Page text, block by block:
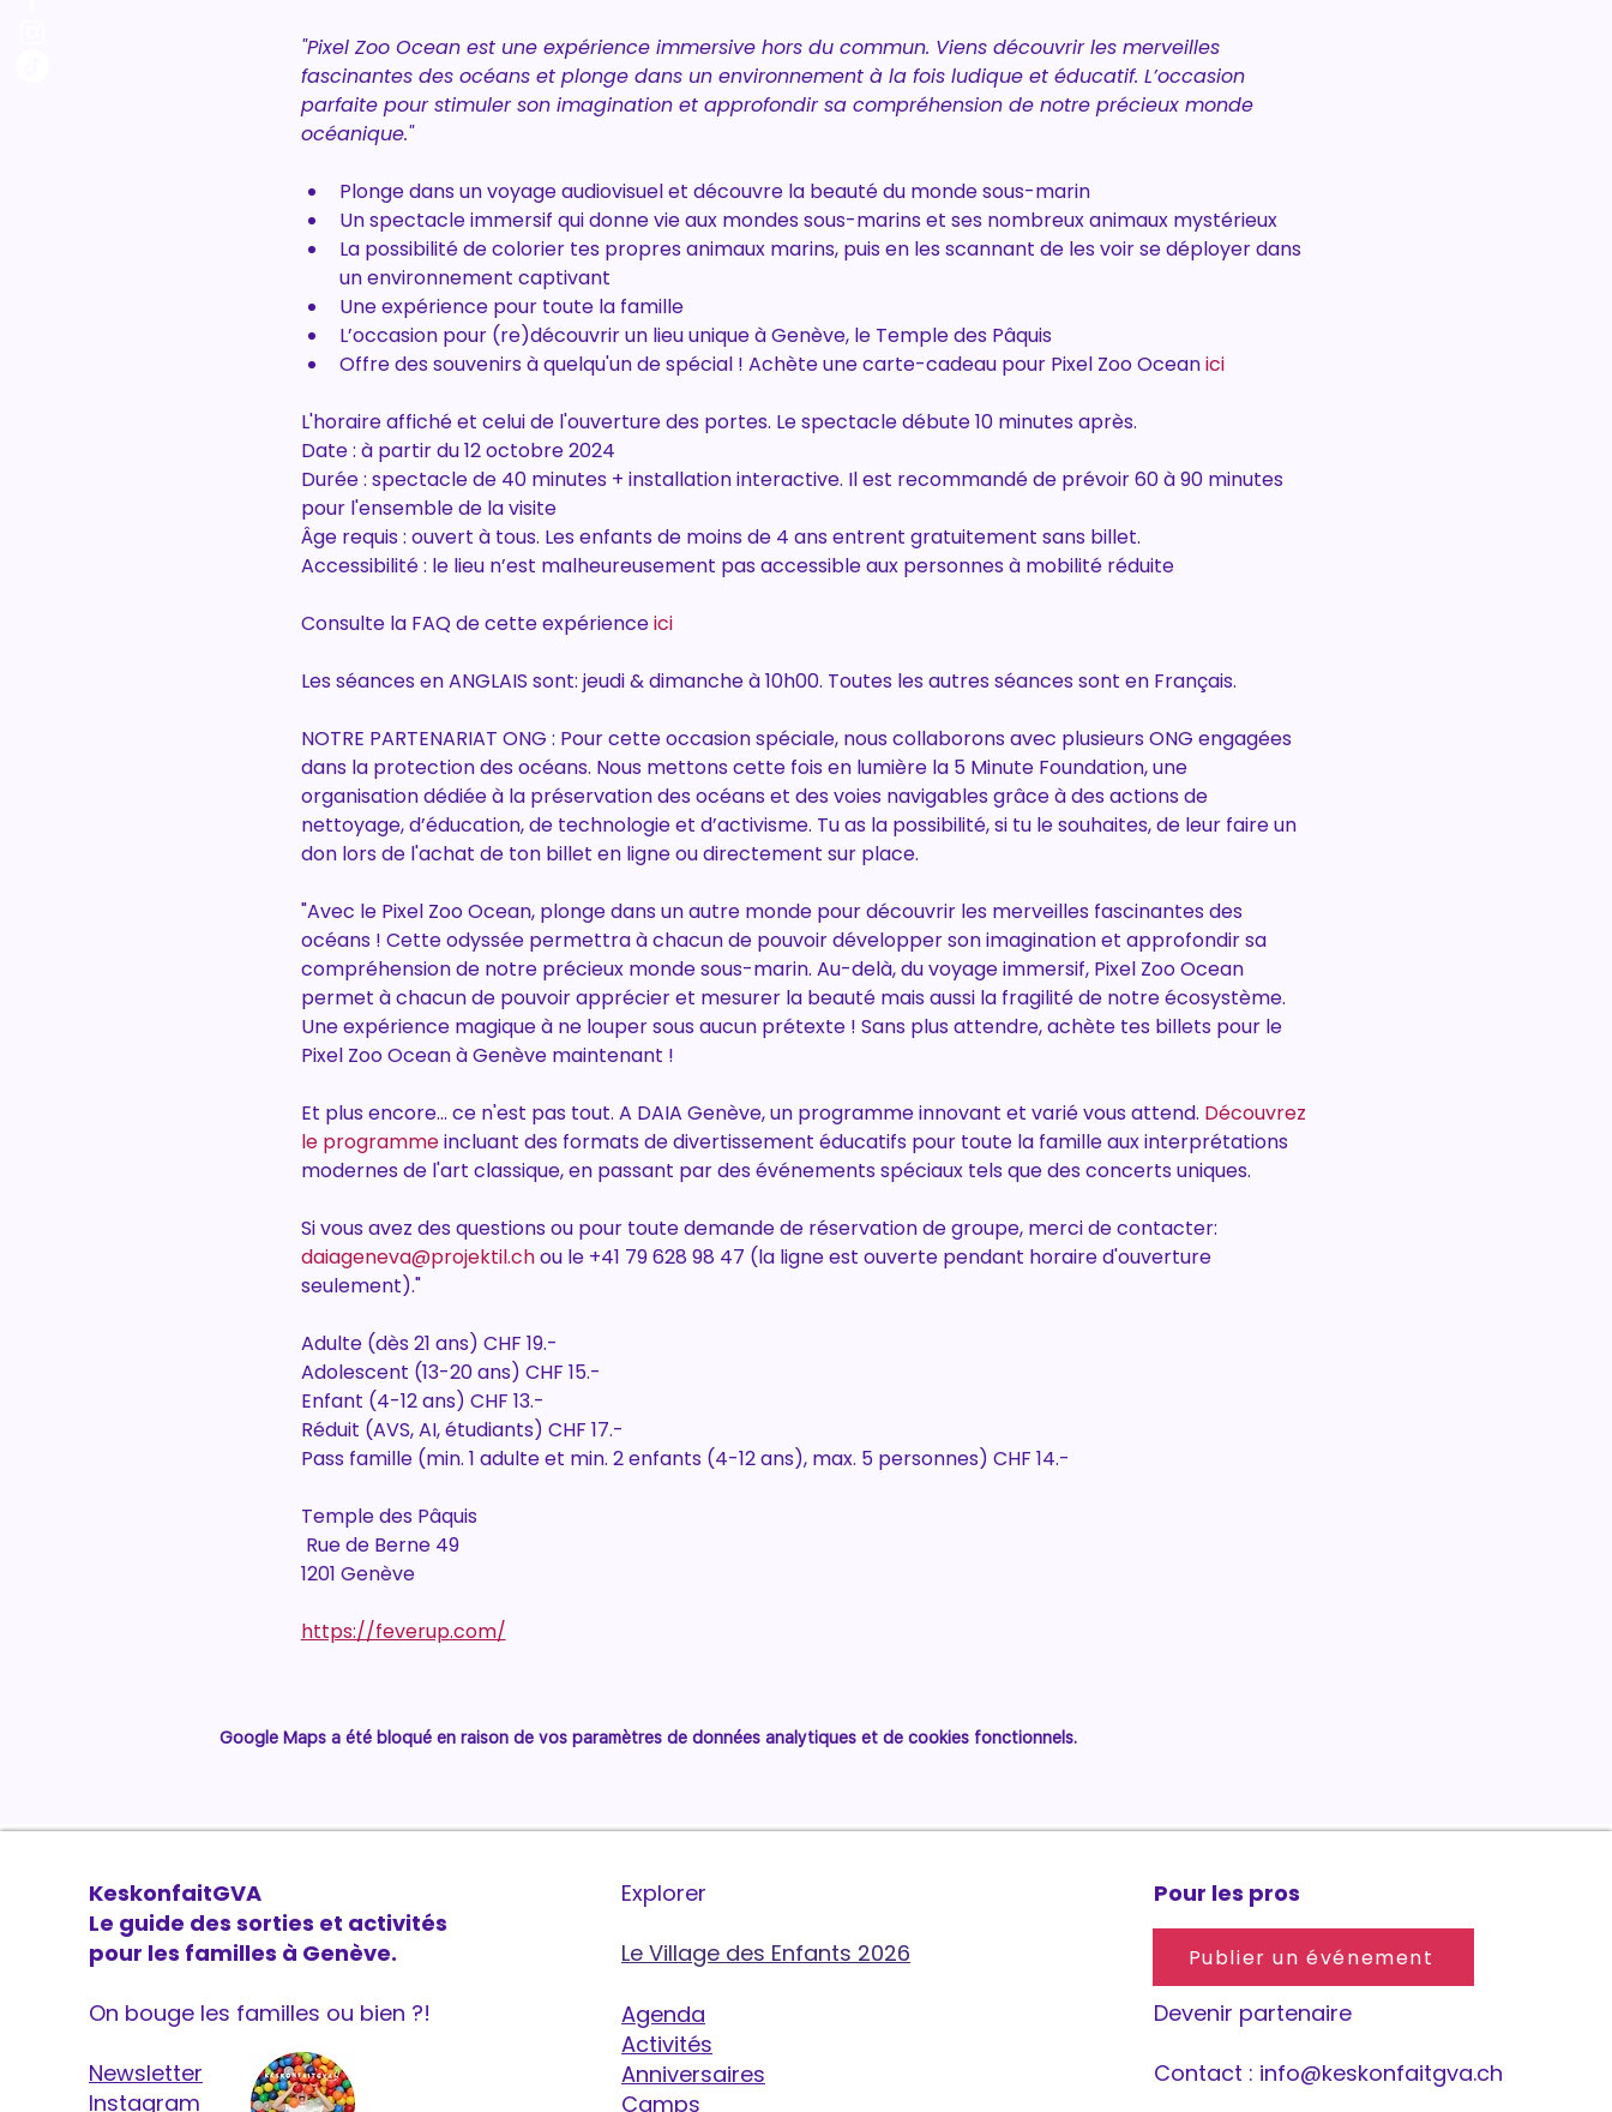
"Pixel Zoo Ocean est une expérience immersive hors du commun. Viens découvrir les merveilles
fascinantes des océans et plonge dans un environnement à la fois ludique et éducatif. L’occasion
parfaite pour stimuler son imagination et approfondir sa compréhension de notre précieux monde
océanique."
Plonge dans un voyage audiovisuel et découvre la beauté du monde sous-marin
Un spectacle immersif qui donne vie aux mondes sous-marins et ses nombreux animaux mystérieux
La possibilité de colorier tes propres animaux marins, puis en les scannant de les voir se déployer dans
un environnement captivant
Une expérience pour toute la famille
L’occasion pour (re)découvrir un lieu unique à Genève, le Temple des Pâquis
Offre des souvenirs à quelqu'un de spécial ! Achète une carte-cadeau pour Pixel Zoo Ocean ici
L'horaire affiché et celui de l'ouverture des portes. Le spectacle débute 10 minutes après.
Date : à partir du 12 octobre 2024
Durée : spectacle de 40 minutes + installation interactive. Il est recommandé de prévoir 60 à 90 minutes
pour l'ensemble de la visite
Âge requis : ouvert à tous. Les enfants de moins de 4 ans entrent gratuitement sans billet.
Accessibilité : le lieu n’est malheureusement pas accessible aux personnes à mobilité réduite
Consulte la FAQ de cette expérience ici
Les séances en ANGLAIS sont: jeudi & dimanche à 10h00. Toutes les autres séances sont en Français.
NOTRE PARTENARIAT ONG : Pour cette occasion spéciale, nous collaborons avec plusieurs ONG engagées
dans la protection des océans. Nous mettons cette fois en lumière la 5 Minute Foundation, une
organisation dédiée à la préservation des océans et des voies navigables grâce à des actions de
nettoyage, d’éducation, de technologie et d’activisme. Tu as la possibilité, si tu le souhaites, de leur faire un
don lors de l'achat de ton billet en ligne ou directement sur place.
"Avec le Pixel Zoo Ocean, plonge dans un autre monde pour découvrir les merveilles fascinantes des
océans ! Cette odyssée permettra à chacun de pouvoir développer son imagination et approfondir sa
compréhension de notre précieux monde sous-marin. Au-delà, du voyage immersif, Pixel Zoo Ocean
permet à chacun de pouvoir apprécier et mesurer la beauté mais aussi la fragilité de notre écosystème.
Une expérience magique à ne louper sous aucun prétexte ! Sans plus attendre, achète tes billets pour le
Pixel Zoo Ocean à Genève maintenant !
Et plus encore... ce n'est pas tout. A DAIA Genève, un programme innovant et varié vous attend. Découvrez
le programme incluant des formats de divertissement éducatifs pour toute la famille aux interprétations
modernes de l'art classique, en passant par des événements spéciaux tels que des concerts uniques.
Si vous avez des questions ou pour toute demande de réservation de groupe, merci de contacter:
daiageneva@projektil.ch ou le +41 79 628 98 47 (la ligne est ouverte pendant horaire d'ouverture
seulement)."
Adulte (dès 21 ans) CHF 19.-
Adolescent (13-20 ans) CHF 15.-
Enfant (4-12 ans) CHF 13.-
Réduit (AVS, AI, étudiants) CHF 17.-
Pass famille (min. 1 adulte et min. 2 enfants (4-12 ans), max. 5 personnes) CHF 14.-
Temple des Pâquis
Rue de Berne 49
1201 Genève
https://feverup.com/
Google Maps a été bloqué en raison de vos paramètres de données analytiques et de cookies fonctionnels.
KeskonfaitGVA
Le guide des sorties et activités
pour les familles à Genève.
On bouge les familles ou bien ?!
Newsletter
Instagram
Explorer
Le Village des Enfants 2026
Agenda
Activités
Anniversaires
Camps
Pour les pros
Devenir partenaire
Contact : info@keskonfaitgva.ch
Publier un événement